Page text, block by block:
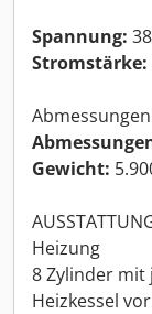
Spannung:
Stromstärke:
Gewicht:
Heizung
8 Zylinder mit
Heizkessel